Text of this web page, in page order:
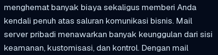
menghemat banyak biaya sekaligus memberi Anda
kendali penuh atas saluran komunikasi bisnis. Mail
server pribadi menawarkan banyak keunggulan dari sisi
keamanan, kustomisasi, dan kontrol. Dengan mail